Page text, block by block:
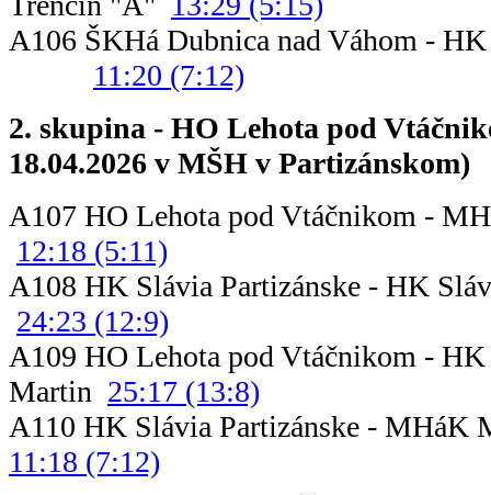
A106 ŠKHá Dubnica nad Váhom -
11:20 (7:12)
2. skupina - HO Lehota pod
18.04.2026 v MŠH v Partizánskom)
A107 HO Lehota pod
12:18 (5:11)
A108 HK Slávia Partizánske - HK
24:23 (12:9)
A109 HO Lehota pod Vtáčnikom -
Martin 25:17 (13:8)
A110 HK Slávia
11:18 (7:12)